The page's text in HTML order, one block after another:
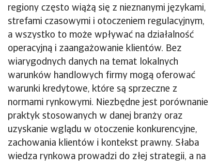
regiony często wiążą się z nieznanymi językami,
strefami czasowymi i otoczeniem regulacyjnym,
a wszystko to może wpływać na działalność
operacyjną i zaangażowanie klientów. Bez
wiarygodnych danych na temat lokalnych
warunków handlowych firmy mogą oferować
warunki kredytowe, które są sprzeczne z
normami rynkowymi. Niezbędne jest porównanie
praktyk stosowanych w danej branży oraz
uzyskanie wglądu w otoczenie konkurencyjne,
zachowania klientów i kontekst prawny. Słaba
wiedza rynkowa prowadzi do złej strategii, a na